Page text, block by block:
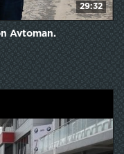
29:32
Avtoman.